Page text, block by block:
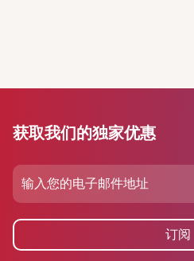
获取我们的独家优惠
订阅